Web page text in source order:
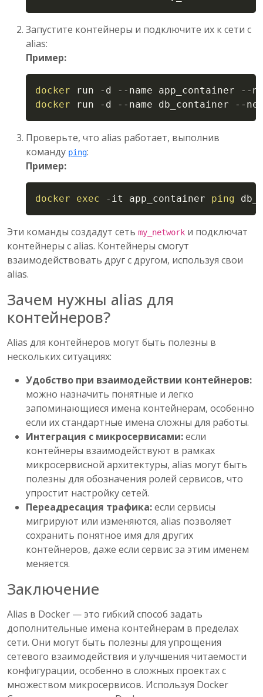
Запустите контейнеры и подключите их к сети с
alias:
Пример:
docker run -d --name app_container
--
docker run -d --name db_container --
Проверьте, что alias работает, выполнив
команду ping:
Пример:
docker exec -it app_container ping
Copy
Эти команды создадут сеть my_network и подключат
контейнеры с alias. Контейнеры смогут
взаимодействовать друг с другом, используя свои
alias.
Зачем нужны alias для
контейнеров?
Alias для контейнеров могут быть полезны в
нескольких ситуациях:
Удобство при взаимодействии контейнеров:
можно назначить понятные и легко
запоминающиеся имена контейнерам, особенно
если их стандартные имена сложны для работы.
Интеграция с микросервисами:если
контейнеры взаимодействуют в рамках
микросервисной архитектуры, alias могут быть
полезны для обозначения ролей сервисов, что
упростит настройку сетей.
Переадресация трафика:если сервисы
мигрируют или изменяются, alias позволяет
сохранить понятное имя для других
контейнеров, даже если сервис за этим именем
меняется.
Заключение
Alias в Docker — это гибкий способ задать
дополнительные имена контейнерам в пределах
сети. Они могут быть полезны для упрощения
сетевого взаимодействия и улучшения читаемости
конфигурации, особенно в сложных проектах с
множеством микросервисов. Используя Docker